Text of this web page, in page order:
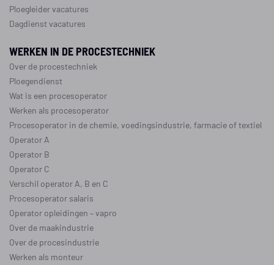
Ploegleider vacatures
Dagdienst vacatures
WERKEN IN DE PROCESTECHNIEK
Over de procestechniek
Ploegendienst
Wat is een procesoperator
Werken als procesoperator
Procesoperator in de chemie, voedingsindustrie, farmacie oftextiel
Operator A
Operator B
Operator C
Verschil operator A, B en C
Procesoperator salaris
Operator opleidingen –vapro
Over de maakindustrie
Over de procesindustrie
Werken als monteur